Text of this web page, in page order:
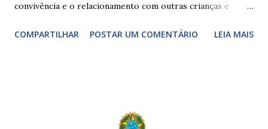
convivência e o relacionamento com outras crianças e
garantir o direito das crianças a uma educação integral e de
crianças de zero a 3 anos e 11 meses; – EMEIs - Escolas
COMPARTILHAR POSTAR UM COMENTÁRIO LEIA MAIS